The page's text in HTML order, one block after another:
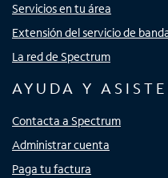
Servicios en tu área
Extensión del servicio de
La red de Spectrum
AYUDA Y
Contacta a Spectrum
Administrar cuenta
Paga tu factura